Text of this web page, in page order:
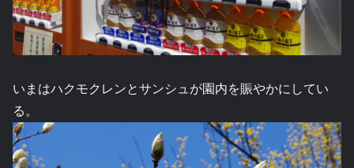
いまはハクモクレンとサンシュが園内を賑やかにしてい
る。